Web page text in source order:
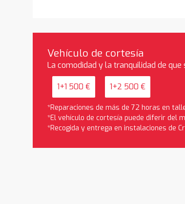
Vehículo de cortesía
La comodidad y la tranquilidad de
1+1 500 € 1+2 500 €
*Reparaciones de más de 72 horas en
*El vehículo de cortesía puede diferir del
*Recogida y entrega en instalaciones de